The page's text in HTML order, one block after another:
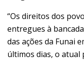
“Os direitos dos
entregues à
das ações da Funai
últimos dias, o atual